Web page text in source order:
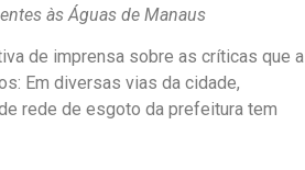
às Águas de Manaus
de imprensa sobre as críticas que a
Em diversas vias da cidade,
rede de esgoto da prefeitura tem